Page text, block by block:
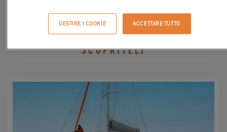
SCOPRITELI
GESTIRE I COOKIE ACCETTARE TUTTO